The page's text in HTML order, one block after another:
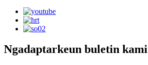
Ngadaptarkeun buletin kami